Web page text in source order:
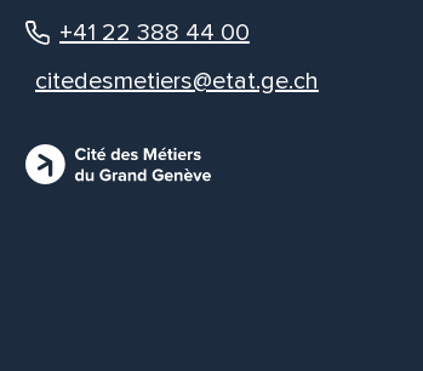
+41 22 388 44 00
citedesmetiers@etat.ge.ch